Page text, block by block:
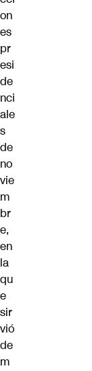
on
es
pr
esi
de
nci
ale
s
de
no
vie
m
br
e,
en
la
qu
e
sir
vió
de
m